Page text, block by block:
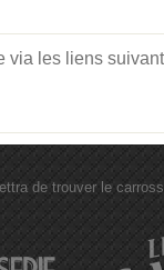
via les liens
de trouver le